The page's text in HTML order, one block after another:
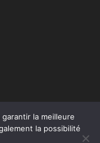
la meilleure
la possibilité